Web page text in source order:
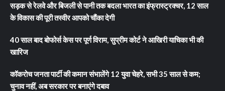
सड़क से रेलवे और बिजली से पानी तक बदला भारत का इंफ्रास्ट्रक्चर, 12 साल
के विकास की पूरी तस्वीर आपको चौंका देगी
40 साल बाद बोफोर्स केस पर पूर्ण विराम, सुप्रीम कोर्ट ने आखिरी याचिका भी की
खारिज
कॉकरोच जनता पार्टी की कमान संभालेंगे 12 युवा चेहरे, सभी 35 साल से कम;
चुनाव नहीं, अब सरकार पर बनाएंगे दबाव